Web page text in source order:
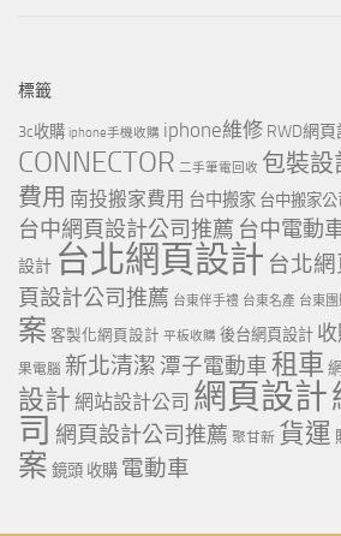
標籤
3c收購 iphone手機收購 iphone維修 RWD網
CONNECTOR 二手筆電回收 包裝設
費用 南投搬家費用 台中搬家 台中搬家公
台中網頁設計公司推薦 台中電動
設計 台北網頁設計 台北
頁設計公司推薦 台東伴手禮 台東名產 台東
案 客製化網頁設計 平板收購 後台網頁設計
果電腦 新北清潔 潭子電動車租車
設計 網站設計公司 網頁設計
司 網頁設計公司推薦 聚甘新 貨運
案 鏡頭 收購 電動車